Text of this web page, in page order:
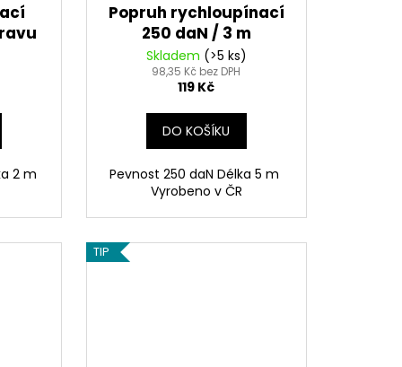
2 m
2 m
Popruh rychloupínací
250 daN / 3 m
Skladem (>5 ks)
98,35 Kč bez DPH
119 Kč
DO KOŠÍKU
Pevnost 250 daN Délka 5 m
Vyrobeno v ČR
TIP